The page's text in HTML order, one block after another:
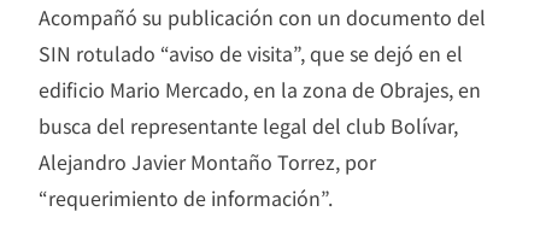
Acompañó su publicación con un documento del
SIN rotulado “aviso de visita”, que se dejó en el
edificio Mario Mercado, en la zona de Obrajes, en
busca del representante legal del club Bolívar,
Alejandro Javier Montaño Torrez, por
“requerimiento de información”.